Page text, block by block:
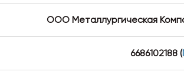
ООО Металлургическая
6686102188(